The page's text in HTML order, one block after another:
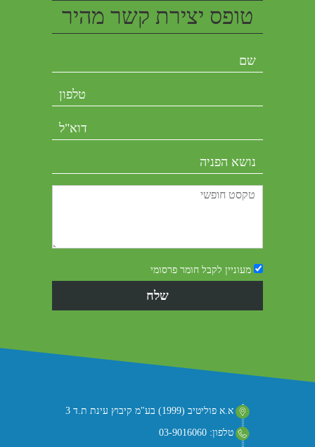
טופס יצירת קשר מהיר
מעוניין לקבל חומר פרסומי
א.א פוליטיב (1999) בע"מ קיבוץ עינת ת.ד 3
טלפון: 03-9016060